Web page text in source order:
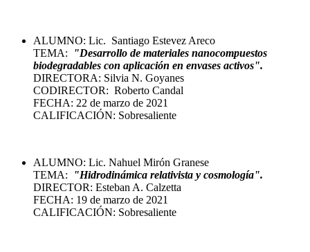
ALUMNO: Lic. Santiago Estevez Areco
TEMA:
"Desarrollo de materiales nanocompuestos
biodegradables con aplicación en envases activos".
DIRECTORA: Silvia N. Goyanes
CODIRECTOR: Roberto Candal
FECHA: 22 de marzo de 2021
CALIFICACIÓN: Sobresaliente
ALUMNO: Lic. Nahuel Mirón Granese
TEMA:
"Hidrodinámica relativista y cosmología".
DIRECTOR: Esteban A. Calzetta
FECHA: 19 de marzo de 2021
CALIFICACIÓN: Sobresaliente